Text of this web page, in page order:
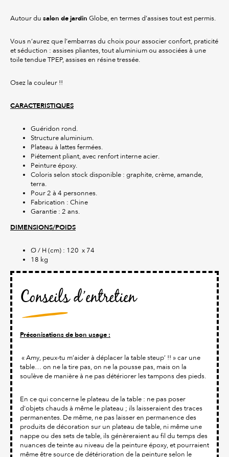
Autour du salon de jardin Globe, en termes d’assises tout est permis.
Vous n’aurez que l’embarras du choix pour associer confort, praticité
et séduction : assises pliantes, tout aluminium ou associées à une
toile tendue TPEP, assises en résine tressée.
Osez la couleur !!
CARACTERISTIQUES
Guéridon rond.
Structure aluminium.
Plateau à lattes fermées.
Piétement pliant, avec renfort interne acier.
Peinture époxy.
Coloris selon stock disponible : graphite, crème, amande,
terra.
Pour 2 à 4 personnes.
Fabrication : Chine
Garantie : 2 ans.
DIMENSIONS/POIDS
Ø / H (cm) : 120 x 74
18 kg
Conseils d’entretien
Préconisations de bon usage :
« Amy, peux-tu m’aider à déplacer la table steup’ !! » car une
table… on ne la tire pas, on ne la pousse pas, mais on la
soulève de manière à ne pas détériorer les tampons des pieds.
En ce qui concerne le plateau de la table : ne pas poser
d’objets chauds à même le plateau ; ils laisseraient des traces
permanentes. De même, ne pas laisser en permanence des
produits de décoration sur un plateau de table, ni même une
nappe ou des sets de table, ils génèreraient au fil du temps des
nuances de teinte au niveau de la peinture époxy, et pourraient
même être source de détérioration de la peinture selon le